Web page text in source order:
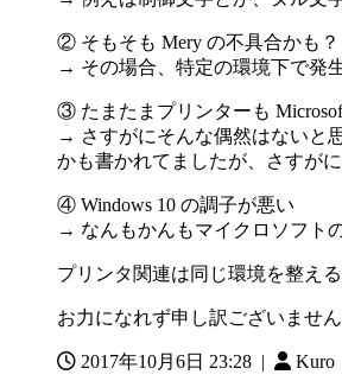
② そもそも Mery の不具合かも？
→ その場合、特定の環境下で発
③ たまたまプリンターも
→ さすがにそんな偶然はないと
かも書かれてましたが、さすが
④ Windows 10 の調子が悪い
→ なんもかんもマイクロソフト
プリンタ関連は同じ環境を整え
お力になれず申し訳ございませ
2017年10月6日 23:28 | Kuro